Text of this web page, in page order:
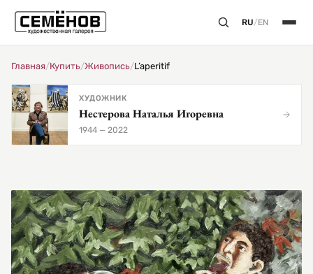
RU/EN
Главная/Купить/Живопись/L’aperitif
ХУДОЖНИК
Нестерова Наталья Игоревна
1944 — 2022